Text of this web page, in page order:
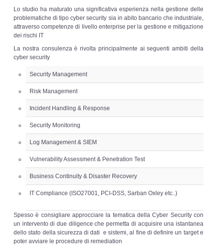
CYBER SECURITY
Security Management
Risk Management
Incident Handling & Response
Log Management & SIEM
Vulnerability Assesment & Pen Test
BC & DR
Data Breach
Privacy & GDPR
Lo studio ha maturato una significativa esperienza nella gestione delle
problematiche di tipo cyber security sia in abito bancario che industriale,
attraverso competenze di livello enterprise per la gestione e mitigazione
dei rischi IT
La nostra consulenza è rivolta principalmente ai seguenti ambiti della
cyber security
Security Management
Risk Management
Incident Handling & Response
Security Monitoring
Log Management & SIEM
Vulnerability Assessment & Penetration Test
Business Continuity & Disaster Recovery
IT Compliance (ISO27001, PCI-DSS, Sarban Oxley etc..)
Spesso è consigliare approcciare la tematica della Cyber Security con
un intervento di due diligence che permetta di acquisire una istantanea
dello stato della sicurezza di dati e sistemi, al fine di definire un target e
poter avviare le procedure di remediation